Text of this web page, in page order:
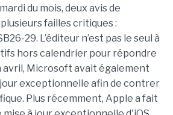
du mois, deux avis de
failles critiques :
29. L’éditeur n’est pas le seul à
hors calendrier pour répondre
avril, Microsoft avait également
exceptionnelle afin de contrer
Plus récemment, Apple a fait